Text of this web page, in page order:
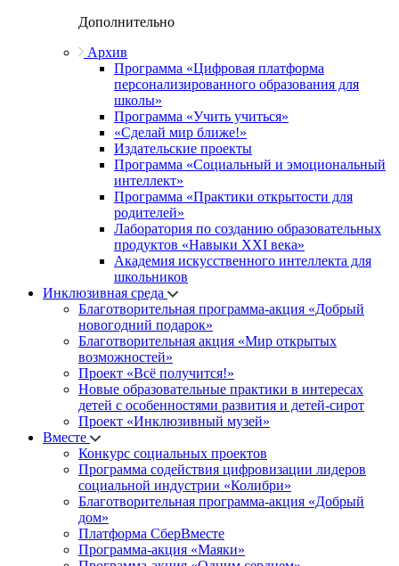
Дополнительно
Архив
Программа «Цифровая платформа
персонализированного образования для
школы»
Программа «Учить учиться»
«Сделай мир ближе!»
Издательские проекты
Программа «Социальный и эмоциональный
интеллект»
Программа «Практики открытости для
родителей»
Лаборатория по созданию образовательных
продуктов «Навыки XXI века»
Академия искусственного интеллекта для
школьников
Инклюзивная среда
Благотворительная программа-акция «Добрый
новогодний подарок»
Благотворительная акция «Мир открытых
возможностей»
Проект «Всё получится!»
Новые образовательные практики в интересах
детей с особенностями развития и детей-сирот
Проект «Инклюзивный музей»
Вместе
Конкурс социальных проектов
Программа содействия цифровизации лидеров
социальной индустрии «Колибри»
Благотворительная программа-акция «Добрый
дом»
Платформа СберВместе
Программа-акция «Маяки»